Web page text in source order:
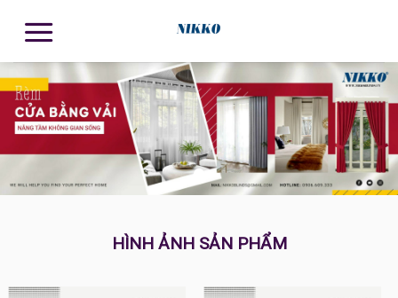
HÌNH ẢNH SẢN PHẨM